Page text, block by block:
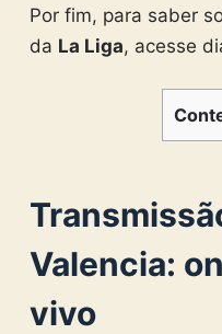
Por fim, para saber
da La Liga, acesse
Valencia:
vivo